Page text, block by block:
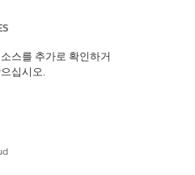
스를 추가로 확인하거
십시오.